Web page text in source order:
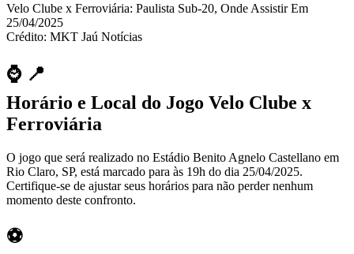
Velo Clube x Ferroviária: Paulista Sub-20, Onde Assistir Em
25/04/2025
Crédito: MKT Jaú Notícias
⌚ 📍
Horário e Local do Jogo Velo Clube x
Ferroviária
O jogo que será realizado no Estádio Benito Agnelo Castellano em
Rio Claro, SP, está marcado para às 19h do dia 25/04/2025.
Certifique-se de ajustar seus horários para não perder nenhum
momento deste confronto.
⚽